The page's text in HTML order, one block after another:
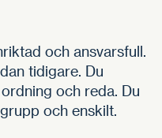
och ansvarsfull.
tidigare. Du
och reda. Du
och enskilt.